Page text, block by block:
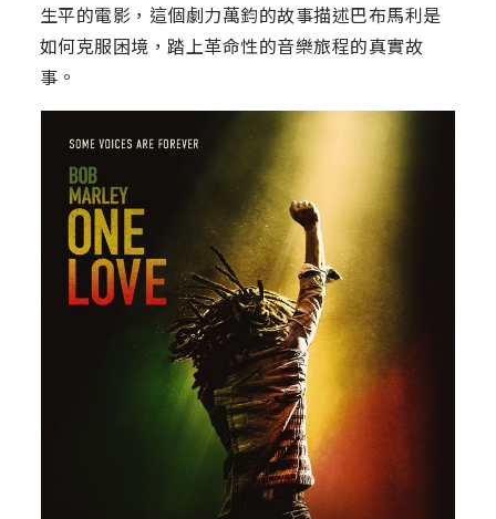
生平的電影，這個劇力萬鈞的故事描述巴布馬利是
如何克服困境，踏上革命性的音樂旅程的真實故
事。